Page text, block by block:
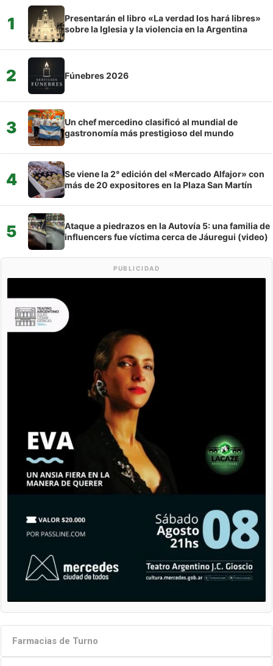
1
Presentarán el libro «La verdad los hará libres»
sobre la Iglesia y la violencia en la Argentina
2 Fúnebres 2026
3
Un chef mercedino clasificó al mundial de
gastronomía más prestigioso del mundo
4
Se viene la 2° edición del «Mercado Alfajor» con
más de 20 expositores en la Plaza San Martín
5
Ataque a piedrazos en la Autovía 5: una familia de
influencers fue víctima cerca de Jáuregui (video)
PUBLICIDAD
Farmacias de Turno